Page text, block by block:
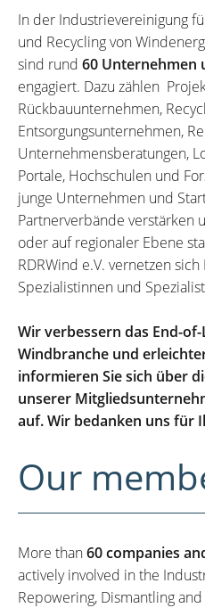
In der Industrievereinigung
und Recycling von
sind rund 60 Unternehmen
engagiert. Dazu zählen
Rückbauunternehmen,
Entsorgungsunternehmen,
Unternehmensberatungen,
Portale, Hochschulen und
junge Unternehmen und
Partnerverbände verstärken
oder auf regionaler Ebene
RDRWind e.V. vernetzen
Spezialistinnen und
Wir verbessern das End-
Windbranche und
informieren Sie sich über
unserer
auf. Wir bedanken uns für
Our
More than60 companies
actively involved in the
Repowering, Dismantling